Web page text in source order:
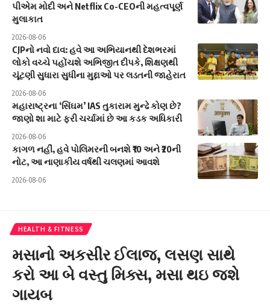
પીએમ મોદી અને Netflix Co-CEOની મહત્વપૂર્ણ
મુલાકાત
2026-08-06
CJPનો નવો દાવ: હવે આ અભિયાનથી દેશભરમાં
લોકો વચ્ચે પહોંચશે અભિજીત દીપકે, શિક્ષણથી
ચૂંટણી સુધારા સુધીના મુદ્દાઓ પર લડતની જાહેરાત
2026-08-06
મહારાષ્ટ્રના ‘સિંઘમ’ IAS તુકારામ મુન્ઢે કોણ છે?
જાણો શા માટે ફરી ચર્ચામાં છે આ કડક અધિકારી
2026-08-06
કાગળ નહીં, હવે પોલિમરની બનશે ₹10 અને ₹20ની
નોટ, આ નાણાકીય વર્ષથી ચલણમાં આવશે
2026-08-06
HEALTH & FITNESS
મસાનો અકસીર ઈલાજ, લસણ સાથે
કરો આ બે વસ્તુ મિક્સ, મસા થઇ જશે
ગાયબ